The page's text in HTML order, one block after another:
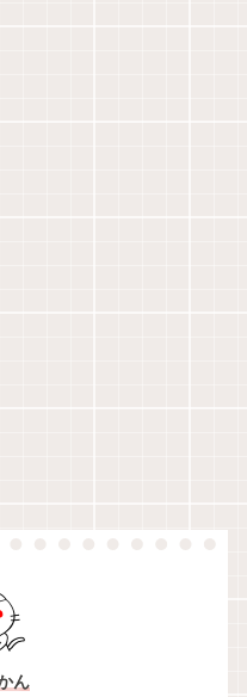
ん